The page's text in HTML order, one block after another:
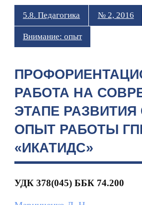
5.8. Педагогика № 2, 2016
Внимание: опыт
РАБОТА НА
ЭТАПЕ РАЗВИТИЯ
ОПЫТ РАБОТЫ
«ИКАТИДС»
УДК 378(045) ББК 74.200